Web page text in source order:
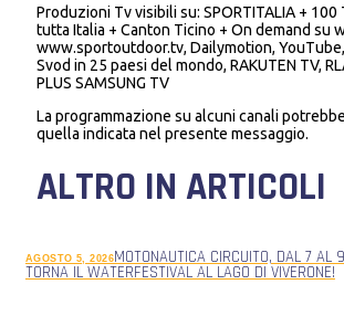
Produzioni Tv visibili su: SPORTITALIA + 100
tutta Italia + Canton Ticino + On demand su
www.sportoutdoor.tv, Dailymotion,
Svod in 25 paesi del mondo, RAKUTEN TV,
PLUS SAMSUNG TV
La programmazione su alcuni canali
quella indicata nel presente messaggio.
ALTRO IN ARTICOLI
AGOSTO 5, 2026MOTONAUTICA CIRCUITO, DAL 7 AL
TORNA IL WATERFESTIVAL AL LAGO DI VIVERONE!